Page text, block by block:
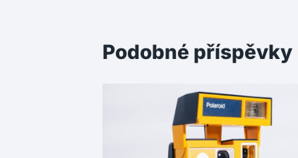
Podobné příspěvky